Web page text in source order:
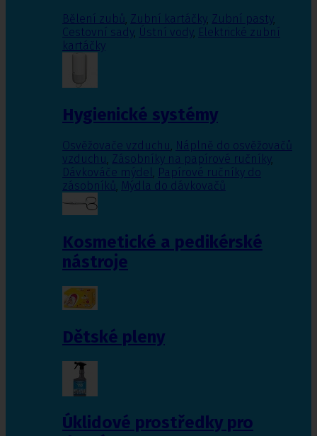
Bělení zubů, Zubní kartáčky, Zubní pasty,
Cestovní sady, Ústní vody, Elektrické zubní
kartáčky
Hygienické systémy
Osvěžovače vzduchu, Náplně do osvěžovačů
vzduchu, Zásobníky na papírové ručníky,
Dávkováče mýdel, Papírové ručníky do
zásobníků, Mýdla do dávkovačů
Kosmetické a pedikérské
nástroje
Dětské pleny
Úklidové prostředky pro